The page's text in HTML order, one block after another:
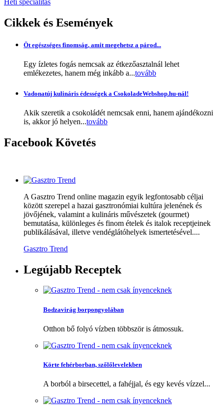
Heti specialítás
Cikkek és Események
Öt egészséges finomság, amit megehetsz a párod...
Egy ízletes fogás nemcsak az étkezőasztalnál lehet
emlékezetes, hanem még inkább a...tovább
Vadonatúj kulináris édességek a CsokoladeWebshop.hu-nál!
Akik szeretik a csokoládét nemcsak enni, hanem ajándékozni
is, akkor jó helyen...tovább
Facebook Követés
A Gasztro Trend online magazin egyik legfontosabb céljai
között szerepel a hazai gasztronómiai kultúra jelenének és
jövőjének, valamint a kulináris művészetek (gourmet)
bemutatása, különleges és finom ételek és italok receptjeinek
publikálásával, illetve vendéglátóhelyek ismertetésével....
Gasztro Trend
Legújabb Receptek
Bodzavirág borpongyolában
Otthon bő folyó vízben többször is átmossuk.
Körte fehérborban, szőlőlevelekben
A borból a birsecettel, a fahéjjal, és egy kevés vízzel...